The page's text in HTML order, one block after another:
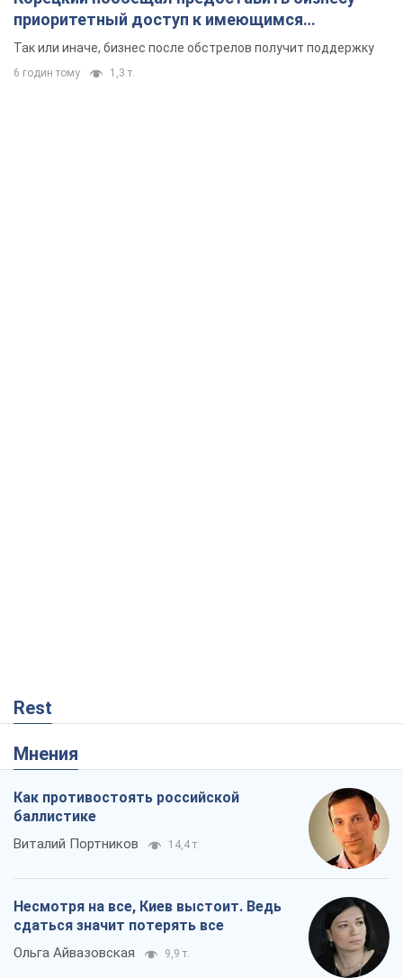
приоритетный доступ к имеющимся
складским помещениям
Так или иначе, бизнес после обстрелов получит поддержку
6 годин тому 1,3 т.
Rest
Мнения
Как противостоять российской
баллистике
Виталий Портников 14,4 т.
Несмотря на все, Киев выстоит. Ведь
сдаться значит потерять все
Ольга Айвазовская 9,9 т.